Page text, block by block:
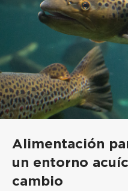
Alimentación
un entorno
cambio